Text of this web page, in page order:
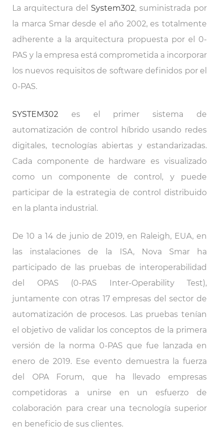
La arquitectura del System302, suministrada por
la marca Smar desde el año 2002, es totalmente
adherente a la arquitectura propuesta por el 0-
PAS y la empresa está comprometida a incorporar
los nuevos requisitos de software definidos por el
0-PAS.
SYSTEM302 es el primer sistema de
automatización de control híbrido usando redes
digitales, tecnologías abiertas y estandarizadas.
Cada componente de hardware es visualizado
como un componente de control, y puede
participar de la estrategia de control distribuido
en la planta industrial.
De 10 a 14 de junio de 2019, en Raleigh, EUA, en
las instalaciones de la ISA, Nova Smar ha
participado de las pruebas de interoperabilidad
del OPAS (0-PAS Inter-Operability Test),
juntamente con otras 17 empresas del sector de
automatización de procesos. Las pruebas tenían
el objetivo de validar los conceptos de la primera
versión de la norma 0-PAS que fue lanzada en
enero de 2019. Ese evento demuestra la fuerza
del OPA Forum, que ha llevado empresas
competidoras a unirse en un esfuerzo de
colaboración para crear una tecnología superior
en beneficio de sus clientes.